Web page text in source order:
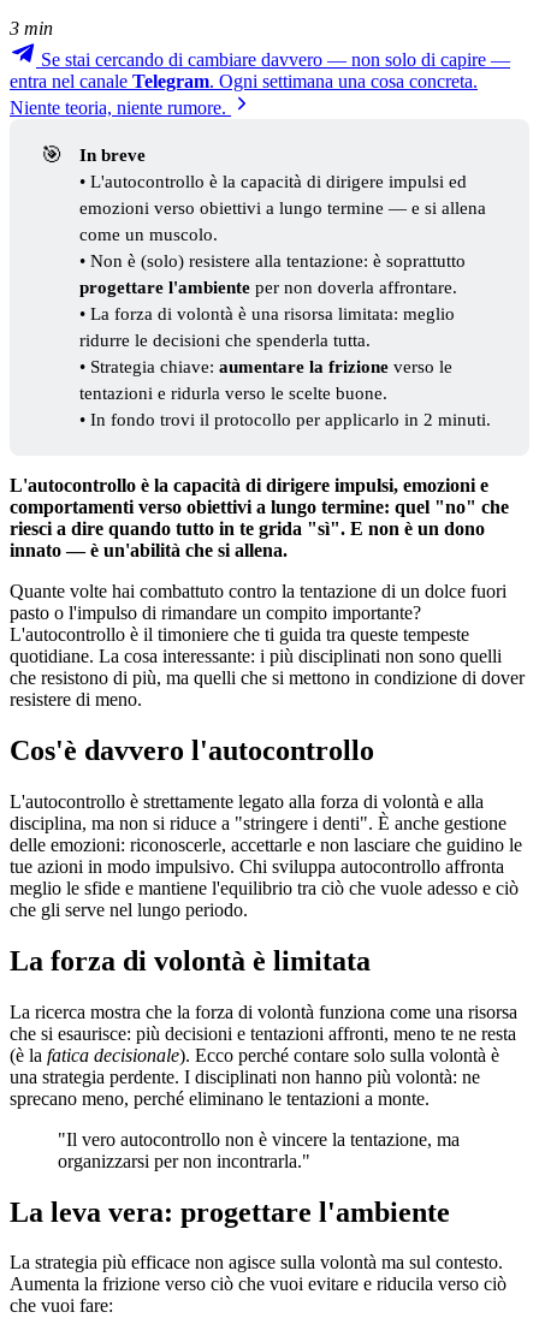
3 min
Se stai cercando di cambiare davvero — non solo di capire —
entra nel canale Telegram. Ogni settimana una cosa concreta.
Niente teoria, niente rumore.
🎯
In breve
• L'autocontrollo è la capacità di dirigere impulsi ed
emozioni verso obiettivi a lungo termine — e si allena
come un muscolo.
• Non è (solo) resistere alla tentazione: è soprattutto
progettare l'ambiente per non doverla affrontare.
• La forza di volontà è una risorsa limitata: meglio
ridurre le decisioni che spenderla tutta.
• Strategia chiave:aumentare la frizione verso le
tentazioni e ridurla verso le scelte buone.
• In fondo trovi il protocollo per applicarlo in 2 minuti.
L'autocontrollo è la capacità di dirigere impulsi, emozioni e
comportamenti verso obiettivi a lungo termine: quel "no" che
riesci a dire quando tutto in te grida "sì". E non è un dono
innato — è un'abilità che si allena.
Quante volte hai combattuto contro la tentazione di un dolce fuori
pasto o l'impulso di rimandare un compito importante?
L'autocontrollo è il timoniere che ti guida tra queste tempeste
quotidiane. La cosa interessante: i più disciplinati non sono quelli
che resistono di più, ma quelli che si mettono in condizione di dover
resistere di meno.
Cos'è davvero l'autocontrollo
L'autocontrollo è strettamente legato alla forza di volontà e alla
disciplina, ma non si riduce a "stringere i denti". È anche gestione
delle emozioni: riconoscerle, accettarle e non lasciare che guidino le
tue azioni in modo impulsivo. Chi sviluppa autocontrollo affronta
meglio le sfide e mantiene l'equilibrio tra ciò che vuole adesso e ciò
che gli serve nel lungo periodo.
La forza di volontà è limitata
La ricerca mostra che la forza di volontà funziona come una risorsa
che si esaurisce: più decisioni e tentazioni affronti, meno te ne resta
(è la fatica decisionale). Ecco perché contare solo sulla volontà è
una strategia perdente. I disciplinati non hanno più volontà: ne
sprecano meno, perché eliminano le tentazioni a monte.
"Il vero autocontrollo non è vincere la tentazione, ma
organizzarsi per non incontrarla."
La leva vera: progettare l'ambiente
La strategia più efficace non agisce sulla volontà ma sul contesto.
Aumenta la frizione verso ciò che vuoi evitare e riducila verso ciò
che vuoi fare: